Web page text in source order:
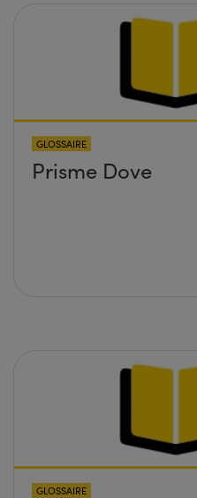
GLOSSAIRE
Prisme Dove
GLOSSAIRE